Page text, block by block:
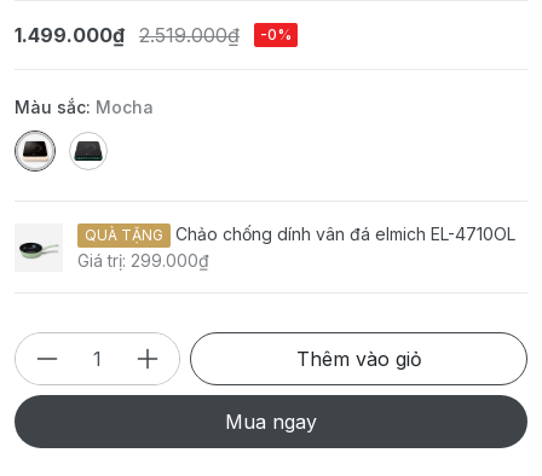
1.499.000₫ 2.519.000₫ -0%
Màu sắc: Mocha
QUÀ TẶNG
Chảo chống dính vân đá elmich EL-4710OL
Giá trị: 299.000₫
Thêm vào giỏ
Mua ngay